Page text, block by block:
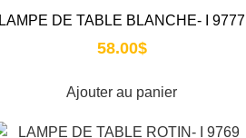
LAMPE DE TABLE BLANCHE- I 9777
58.00$
Ajouter au panier